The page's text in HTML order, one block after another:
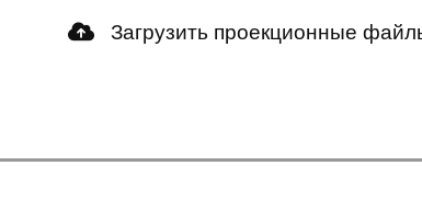
Загрузить проекционные